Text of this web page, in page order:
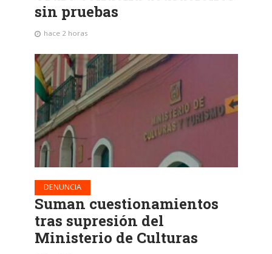
sin pruebas
hace 2 horas
DENUNCIA
Suman cuestionamientos
tras supresión del
Ministerio de Culturas